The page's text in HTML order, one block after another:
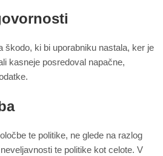
škodo, ki bi uporabniku nastala, ker je
kasneje posredoval napačne,
te politike, ne glede na razlog
te politike kot celote. V